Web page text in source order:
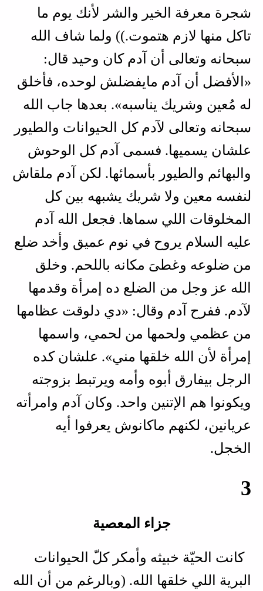
شجرة معرفة الخير والشر لأنك يوم ما
تاكل منها لازم هتموت.)) ولما شاف الله
سبحانه وتعالى أن آدم كان وحيد قال:
«الأفضل أن آدم مايفضلش لوحده، فأخلق
له مُعين وشريك يناسبه». بعدها جاب الله
سبحانه وتعالى لآدم كل الحيوانات والطيور
علشان يسميها. فسمى آدم كل الوحوش
والبهائم والطيور بأسمائها. لكن آدم ملقاش
لنفسه معين ولا شريك يشبهه بين كل
المخلوقات اللي سماها. فجعل الله آدم
عليه السلام يروح في نوم عميق وأخد ضلع
من ضلوعه وغطىَ مكانه باللحم. وخلق
الله عز وجل من الضلع ده إمرأة وقدمها
لآدم. ففرح آدم وقال: «دي دلوقت عظامها
من عظمي ولحمها من لحمي، واسمها
إمرأة لأن الله خلقها مني». علشان كده
الرجل بيفارق أبوه وأمه ويرتبط بزوجته
ويكونوا هم الإتنين واحد. وكان آدم وامرأته
عريانين، لكنهم ماكانوش يعرفوا أيه
الخجل.
3
جزاء المعصية
كانت الحيّة خبيثه وأمكر كلّ الحيوانات
البرية اللي خلقها الله. (وبالرغم من أن الله